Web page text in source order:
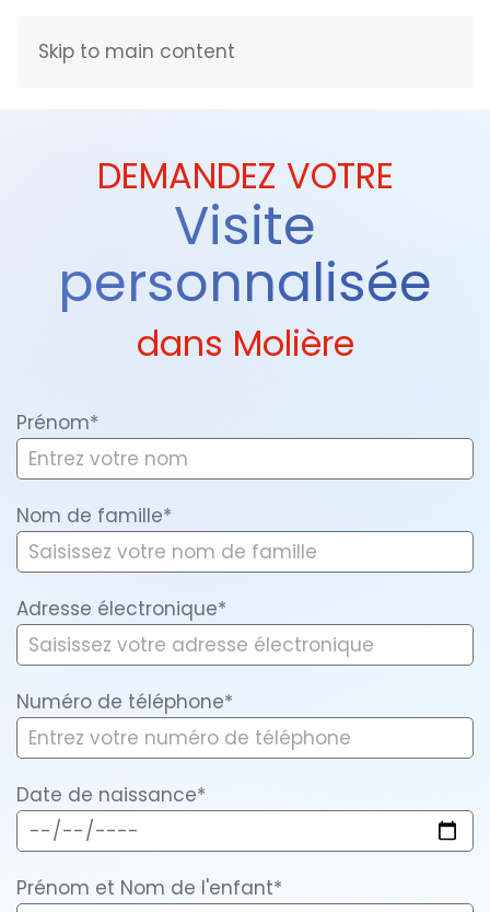
Skip to main content
DEMANDEZ VOTRE
Visite
personnalisée
dans Molière
Prénom*
Nom de famille*
Adresse électronique*
Numéro de téléphone*
Date de naissance*
Prénom et Nom de l'enfant*